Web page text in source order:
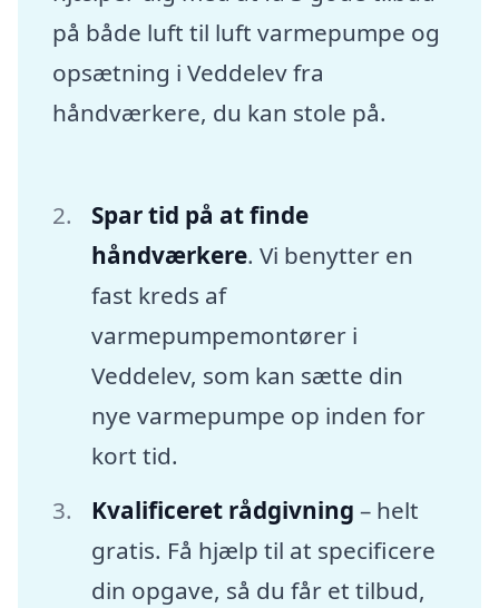
på både luft til luft varmepumpe og
opsætning i Veddelev fra
håndværkere, du kan stole på.
Spar tid på at finde
håndværkere. Vi benytter en
fast kreds af
varmepumpemontører i
Veddelev, som kan sætte din
nye varmepumpe op inden for
kort tid.
Kvalificeret rådgivning – helt
gratis. Få hjælp til at specificere
din opgave, så du får et tilbud,